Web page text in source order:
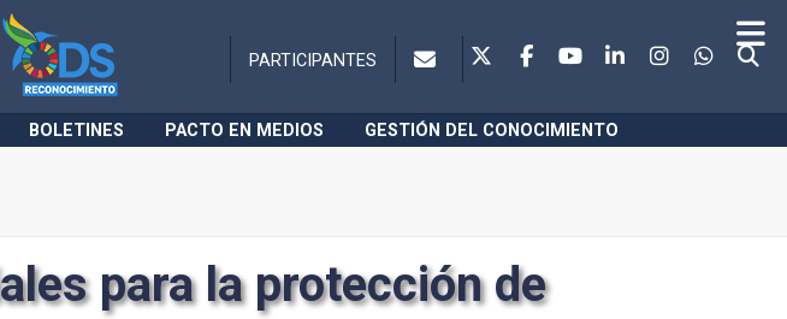
PARTICIPANTES
BOLETINES PACTO EN MEDIOS GESTIÓN DEL CONOCIMIENTO
para la protección de